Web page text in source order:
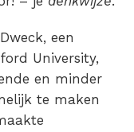
een
University,
en minder
te maken